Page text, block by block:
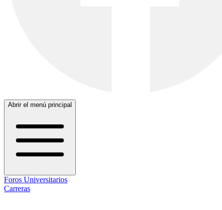
Abrir el menú principal
Foros Universitarios
Carreras